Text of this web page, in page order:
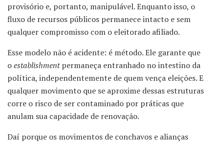
provisório e, portanto, manipulável. Enquanto isso, o
fluxo de recursos públicos permanece intacto e sem
qualquer compromisso com o eleitorado afiliado.
Esse modelo não é acidente: é método. Ele garante que
oestablishmentpermaneça entranhado no intestino da
política, independentemente de quem vença eleições. E
qualquer movimento que se aproxime dessas estruturas
corre o risco de ser contaminado por práticas que
anulam sua capacidade de renovação.
Daí porque os movimentos de conchavos e alianças